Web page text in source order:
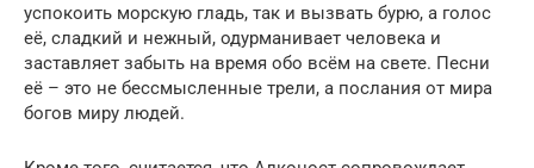
успокоить морскую гладь, так и вызвать бурю, а голос
её, сладкий и нежный, одурманивает человека и
заставляет забыть на время обо всём на свете. Песни
её – это не бессмысленные трели, а послания от мира
богов миру людей.